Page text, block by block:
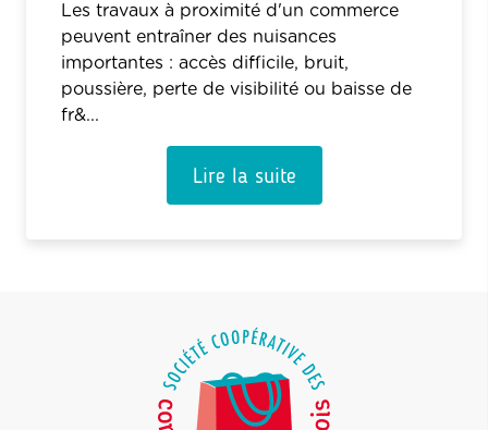
Les travaux à proximité d'un commerce
peuvent entraîner des nuisances
importantes : accès difficile, bruit,
poussière, perte de visibilité ou baisse de
fr&...
Lire la suite